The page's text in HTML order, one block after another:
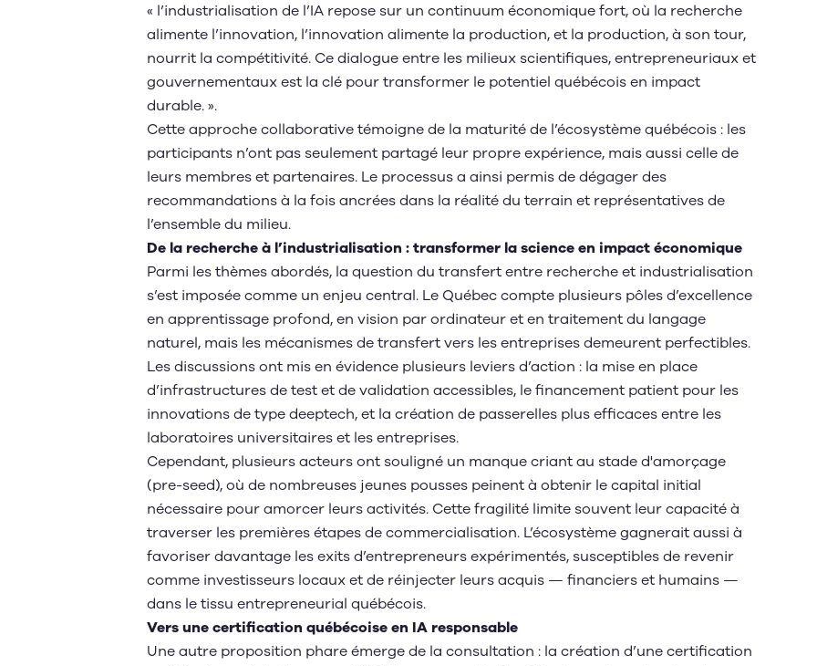
« l’industrialisation de l’IA repose sur un continuum économique fort, où la recherche
alimente l’innovation, l’innovation alimente la production, et la production, à son tour,
nourrit la compétitivité. Ce dialogue entre les milieux scientifiques, entrepreneuriaux et
gouvernementaux est la clé pour transformer le potentiel québécois en impact
durable. ».
Cette approche collaborative témoigne de la maturité de l’écosystème québécois : les
participants n’ont pas seulement partagé leur propre expérience, mais aussi celle de
leurs membres et partenaires. Le processus a ainsi permis de dégager des
recommandations à la fois ancrées dans la réalité du terrain et représentatives de
l’ensemble du milieu.
De la recherche à l’industrialisation : transformer la science en impact économique
Parmi les thèmes abordés, la question du transfert entre recherche et industrialisation
s’est imposée comme un enjeu central. Le Québec compte plusieurs pôles d’excellence
en apprentissage profond, en vision par ordinateur et en traitement du langage
naturel, mais les mécanismes de transfert vers les entreprises demeurent perfectibles.
Les discussions ont mis en évidence plusieurs leviers d’action : la mise en place
d’infrastructures de test et de validation accessibles, le financement patient pour les
innovations de type deeptech, et la création de passerelles plus efficaces entre les
laboratoires universitaires et les entreprises.
Cependant, plusieurs acteurs ont souligné un manque criant au stade d'amorçage
(pre-seed), où de nombreuses jeunes pousses peinent à obtenir le capital initial
nécessaire pour amorcer leurs activités. Cette fragilité limite souvent leur capacité à
traverser les premières étapes de commercialisation. L’écosystème gagnerait aussi à
favoriser davantage les exits d’entrepreneurs expérimentés, susceptibles de revenir
comme investisseurs locaux et de réinjecter leurs acquis — financiers et humains —
dans le tissu entrepreneurial québécois.
Vers une certification québécoise en IA responsable
Une autre proposition phare émerge de la consultation : la création d’une certification